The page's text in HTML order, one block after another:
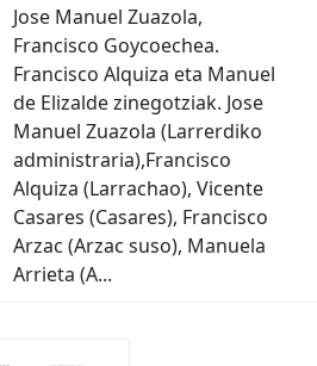
Jose Manuel Zuazola,
Francisco Goycoechea.
Francisco Alquiza eta Manuel
de Elizalde zinegotziak. Jose
Manuel Zuazola (Larrerdiko
administraria),Francisco
Alquiza (Larrachao), Vicente
Casares (Casares), Francisco
Arzac (Arzac suso), Manuela
Arrieta (A...